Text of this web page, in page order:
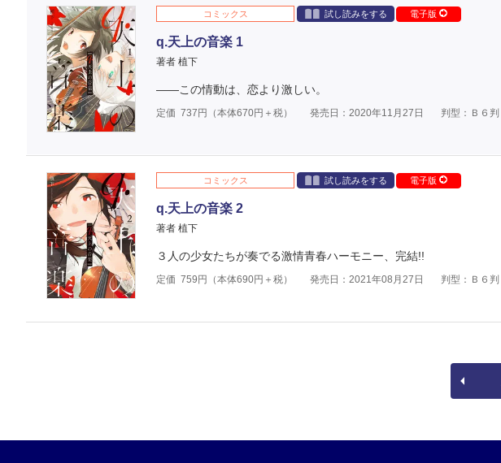
コミックス 試し読みをする 電子版
q.天上の音楽 1
著者 植下
――この情動は、恋より激しい。
定価 737 円（本体670円＋税） 発売日：2020年11月27日 判型：Ｂ６判
コミックス 試し読みをする 電子版
q.天上の音楽 2
著者 植下
３人の少女たちが奏でる激情青春ハーモニー、完結!!
定価 759 円（本体690円＋税） 発売日：2021年08月27日 判型：Ｂ６判